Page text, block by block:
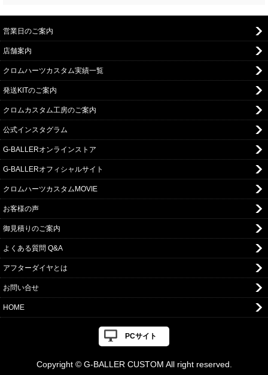
営業日のご案内
店舗案内
クロムハーツカスタム実績一覧
発送KITのご案内
クロムカスタム工房のご案内
公式インスタグラム
G-BALLERオンラインストア
G-BALLERオフィシャルサイト
クロムハーツカスタムMOVIE
お客様の声
御見積りのご案内
よくある質問 Q&A
アフターダイヤとは
お問い合せ
HOME
PCサイト
Copyright © G-BALLER CUSTOM All right reserved.